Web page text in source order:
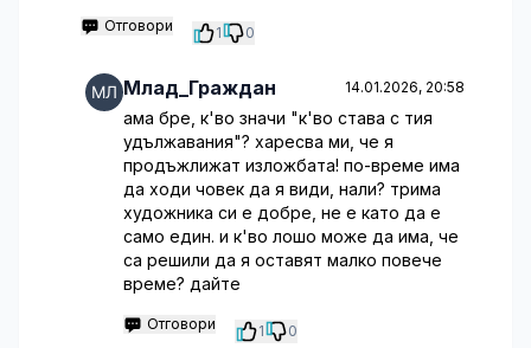
Отговори 1 0
Млад_Граждан 14.01.2026, 20:58
ама бре, к'во значи "к'во става с тия
удължавания"? харесва ми, че я
продъжлижат изложбата! по-време има
да ходи човек да я види, нали? трима
художника си е добре, не е като да е
само един. и к'во лошо може да има, че
са решили да я оставят малко повече
време? дайте
Отговори 1 0